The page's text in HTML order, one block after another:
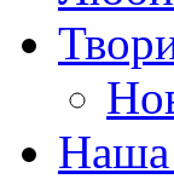
Наша